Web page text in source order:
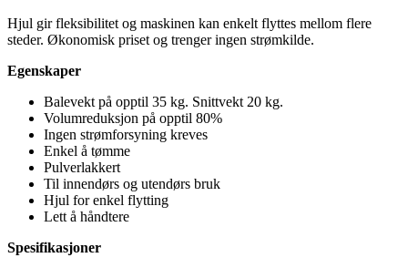
Hjul gir fleksibilitet og maskinen kan enkelt flyttes mellom flere
steder. Økonomisk priset og trenger ingen strømkilde.
Egenskaper
Balevekt på opptil 35 kg. Snittvekt 20 kg.
Volumreduksjon på opptil 80%
Ingen strømforsyning kreves
Enkel å tømme
Pulverlakkert
Til innendørs og utendørs bruk
Hjul for enkel flytting
Lett å håndtere
Spesifikasjoner